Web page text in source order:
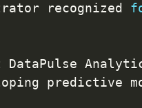
recognized
predictive